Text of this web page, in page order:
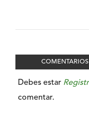
COMENTARIOS
Debes estar
comentar.